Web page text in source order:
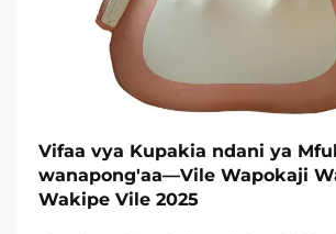
Vifaa vya Kupakia ndani ya
wanapong'aa—Vile Wapokaji
Wakipe Vile 2025